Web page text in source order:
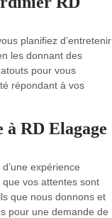
planifiez d’entretenir
les donnant des
pour vous
répondant à vos
RD Elagage
expérience
vos attentes sont
que nous donnons et
pour une demande de